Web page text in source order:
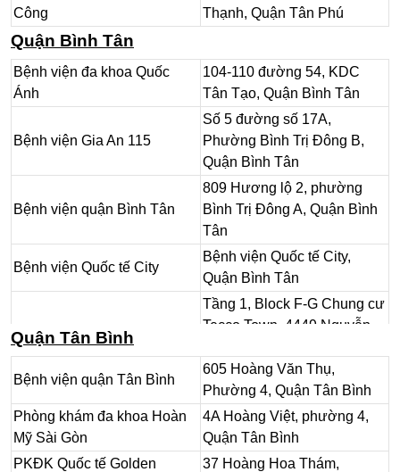
Công
Thạnh, Quận Tân Phú
Quận Bình Tân
Bệnh viện đa khoa Quốc
Ánh
104-110 đường 54, KDC
Tân Tạo, Quận Bình Tân
Bệnh viện Gia An 115
Số 5 đường số 17A,
Phường Bình Trị Đông B,
Quận Bình Tân
Bệnh viện quận Bình Tân
809 Hương lộ 2, phường
Bình Trị Đông A, Quận Bình
Tân
Bệnh viện Quốc tế City
Bệnh viện Quốc tế City,
Quận Bình Tân
Phòng khám Đa khoa Quốc
tế Time
Tầng 1, Block F-G Chung cư
Tecco Town, 4449 Nguyễn
Phường Tân Tạo A, Quận
Bình Tân.
PKĐK Khu Công nghiệp Tân
Tạo
4423 Nguyễn Cửu Phú, khu
phố 4, Phường Tân Tạo A,
Quận Bình Tân
Quận Tân Bình
Bệnh viện quận Tân Bình
605 Hoàng Văn Thụ,
Phường 4, Quận Tân Bình
Phòng khám đa khoa Hoàn
Mỹ Sài Gòn
4A Hoàng Việt, phường 4,
Quận Tân Bình
PKĐK Quốc tế Golden
37 Hoàng Hoa Thám,